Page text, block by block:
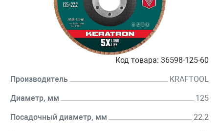
Код товара: 36598-125-60
Производитель KRAFTOOL
Диаметр, мм 125
Посадочный диаметр, мм 22.2